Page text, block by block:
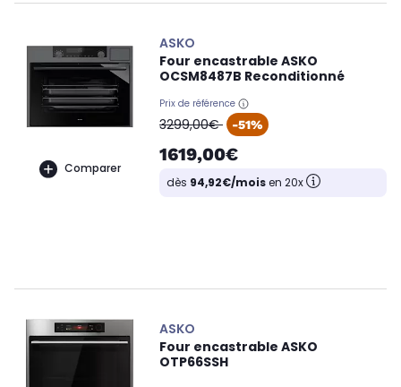
Comparer
ASKO
Four encastrable ASKO
OCSM8487B Reconditionné
Prix de référence
oldPrice
3299,00€ -51%
1619,00€
dès 94,92€/moisen 20x
ASKO
Four encastrable ASKO
OTP66SSH